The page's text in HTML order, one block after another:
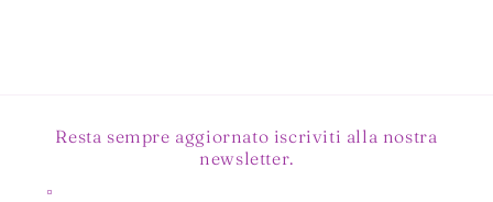
Resta sempre aggiornato iscriviti alla nostra
newsletter.